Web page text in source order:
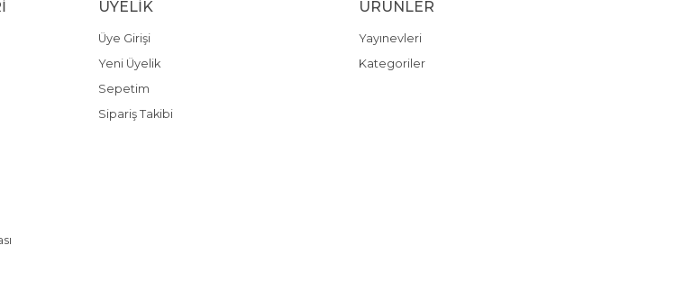
ÜYELIK
Üye Girişi
Yeni Üyelik
Sepetim
Sipariş Takibi
ÜRÜNLER
Yayınevleri
Kategoriler